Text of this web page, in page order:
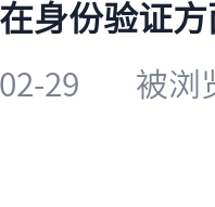
身份验证
29
被浏